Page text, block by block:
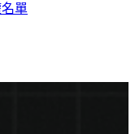
單